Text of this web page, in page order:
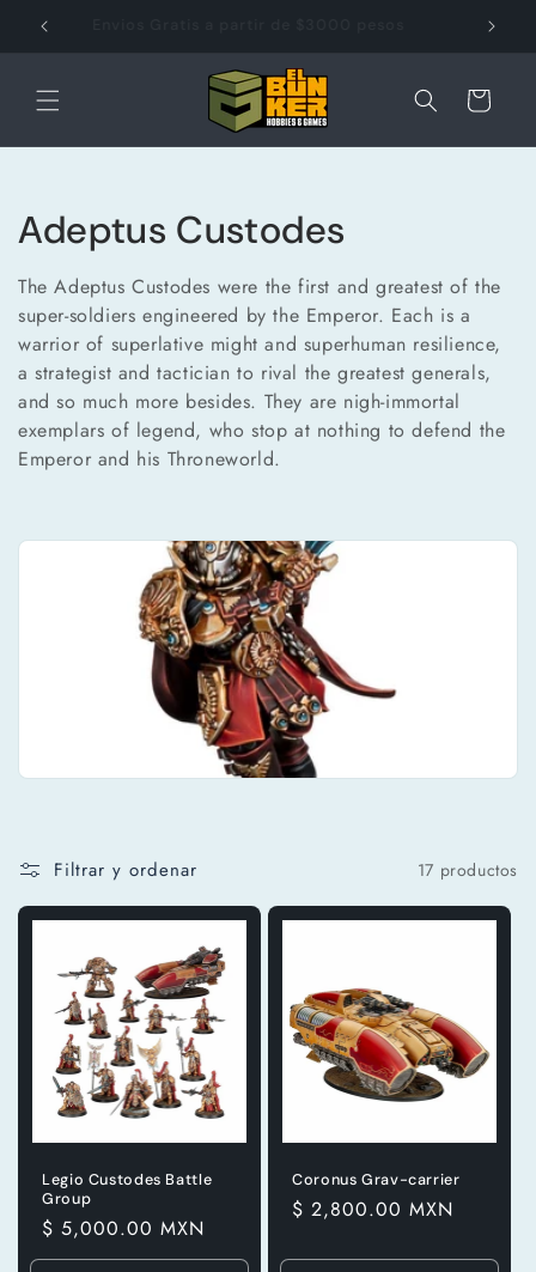
directamente
al contenido
Carrito
C
o
l
e
c
c
Adeptus Custodes
The Adeptus Custodes were the first and greatest of the
super-soldiers engineered by the Emperor. Each is a
warrior of superlative might and superhuman resilience,
a strategist and tactician to rival the greatest generals,
and so much more besides. They are nigh-immortal
exemplars of legend, who stop at nothing to defend the
Emperor and his Throneworld.
Filtrar y ordenar 17 productos
Legio Custodes Battle
Group
Precio
habitual
$ 5,000.00 MXN
Coronus Grav-carrier
Precio
$ 2,800.00 MXN